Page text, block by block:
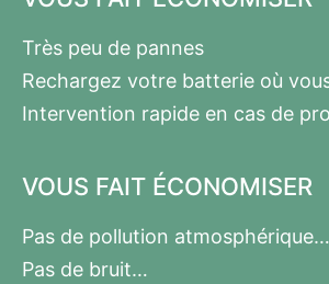
Très peu de pannes
Rechargez votre batterie où
Intervention rapide en cas de
VOUS FAIT ÉCONOMISER
Pas de pollution atmosphérique…
Pas de bruit…